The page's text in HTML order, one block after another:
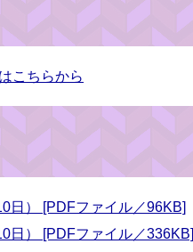
こちらから
日） [PDFファイル／96KB]
日） [PDFファイル／336KB]